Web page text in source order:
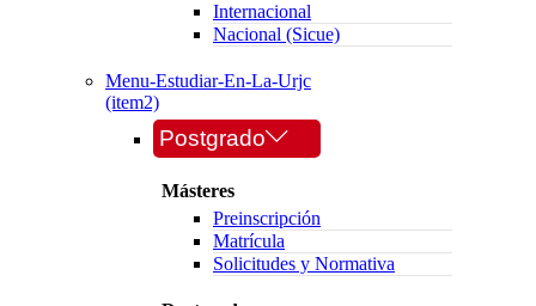
Internacional
Nacional (Sicue)
Menu-Estudiar-En-La-Urjc
(item2)
Postgrado
Másteres
Preinscripción
Matrícula
Solicitudes y Normativa